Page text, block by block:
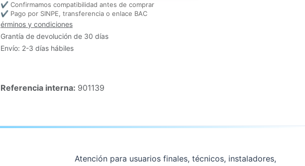
✔ Confirmamos compatibilidad antes de comprar
✔ Pago por SINPE, transferencia o enlace BAC
érminos y condiciones
Grantía de devolución de 30 días
Envío: 2-3 días hábiles
Referencia interna: 901139
Atención para usuarios finales, técnicos, instaladores,